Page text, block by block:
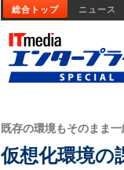
総合トップ ニュース
仮想化環境の
既存の環境もそのまま一